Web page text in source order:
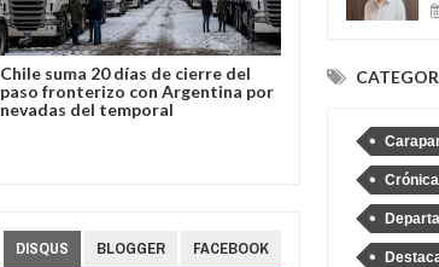
Chile suma 20 días de cierre del
paso fronterizo con Argentina por
nevadas del temporal
José Luis Lupo
Bolivia ante la
DISQUS BLOGGER FACEBOOK